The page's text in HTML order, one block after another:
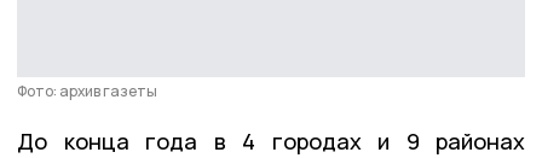
Фото: архив газеты
До конца года в 4 городах и 9 районах